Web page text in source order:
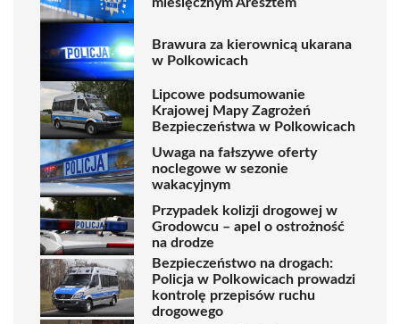
Brawura za kierownicą ukarana
w Polkowicach
Lipcowe podsumowanie
Krajowej Mapy Zagrożeń
Bezpieczeństwa w Polkowicach
Uwaga na fałszywe oferty
noclegowe w sezonie
wakacyjnym
Przypadek kolizji drogowej w
Grodowcu – apel o ostrożność
na drodze
Bezpieczeństwo na drogach:
Policja w Polkowicach prowadzi
kontrolę przepisów ruchu
drogowego